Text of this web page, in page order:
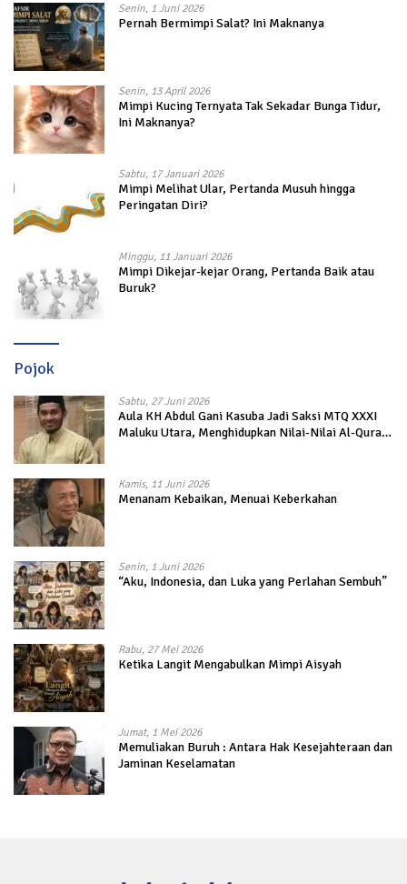
Senin, 1 Juni 2026
Pernah Bermimpi Salat? Ini Maknanya
Senin, 13 April 2026
Mimpi Kucing Ternyata Tak Sekadar Bunga Tidur,
Ini Maknanya?
Sabtu, 17 Januari 2026
Mimpi Melihat Ular, Pertanda Musuh hingga
Peringatan Diri?
Minggu, 11 Januari 2026
Mimpi Dikejar-kejar Orang, Pertanda Baik atau
Buruk?
Pojok
Sabtu, 27 Juni 2026
Aula KH Abdul Gani Kasuba Jadi Saksi MTQ XXXI
Maluku Utara, Menghidupkan Nilai-Nilai Al-Quran
Kamis, 11 Juni 2026
Menanam Kebaikan, Menuai Keberkahan
Senin, 1 Juni 2026
“Aku, Indonesia, dan Luka yang Perlahan Sembuh”
Rabu, 27 Mei 2026
Ketika Langit Mengabulkan Mimpi Aisyah
Jumat, 1 Mei 2026
Memuliakan Buruh : Antara Hak Kesejahteraan dan
Jaminan Keselamatan